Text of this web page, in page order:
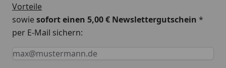
Vorteile
sowiesofort einen 5,00 € Newslettergutschein *
per E-Mail sichern:
Keine Eingabe erforderlich
Eingabe erforderlich
E-Mail *